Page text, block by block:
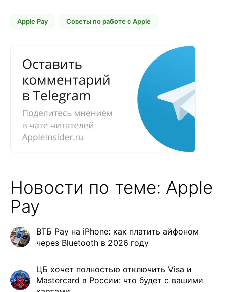
Apple Pay Советы по работе с Apple
Новости по теме: Apple
Pay
ВТБ Pay на iPhone: как платить айфоном
через Bluetooth в 2026 году
ЦБ хочет полностью отключить Visa и
Mastercard в России: что будет с вашими